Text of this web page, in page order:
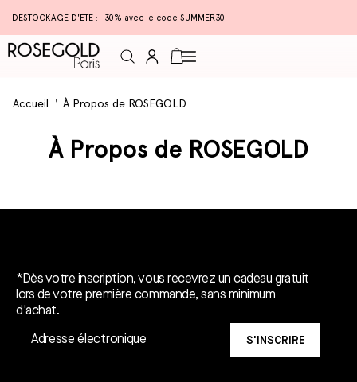
DESTOCKAGE D'ETE : -30% avec le code SUMMER30
ConnexionPanier
Accueil À Propos de ROSEGOLD
À Propos de ROSEGOLD
*Dès votre inscription, vous recevrez un cadeau gratuit
lors de votre première commande, sans minimum
d'achat.
S'INSCRIRE